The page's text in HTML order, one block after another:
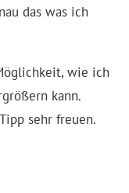
das was ich
wie ich
kann.
sehr freuen.